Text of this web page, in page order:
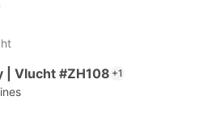
| Vlucht #ZH108 +1